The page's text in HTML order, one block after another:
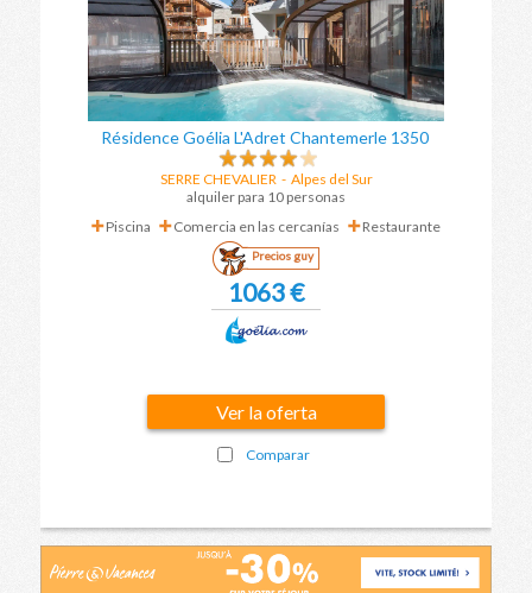
Résidence Goélia L'Adret Chantemerle 1350
SERRE CHEVALIER- Alpes del Sur
alquiler para 10 personas
Piscina
Comercia en las cercanías Restaurante
Precios guy
1063 €
Ver la oferta
Comparar